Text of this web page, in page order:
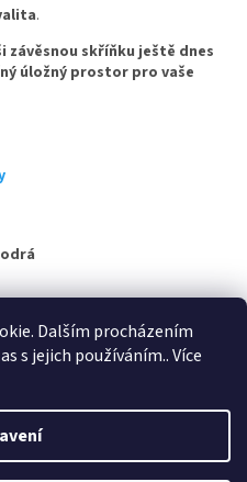
Dalším procházením
s jejich používáním.. Více
.
závěsnou skříňku ještě dnes
úložný prostor pro vaše
Shoptet